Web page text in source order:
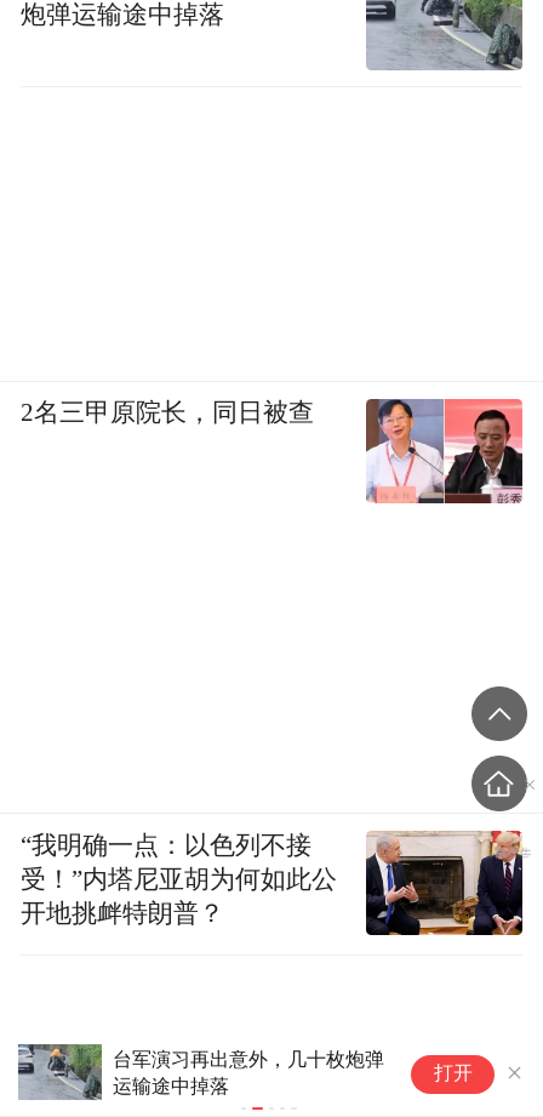
国家知识产权局核准176家企业
使用地理标志专用标志
青春龙都行
打开
炮弹运输途中掉落
2名三甲原院长，同日被查
“我明确一点：以色列不接
受！”内塔尼亚胡为何如此公
开地挑衅特朗普？